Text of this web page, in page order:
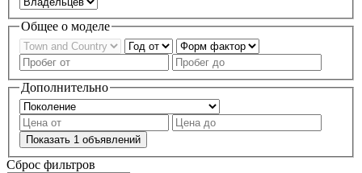
Общее о моделе
Дополнительно
Показать 1 объявлений
Сброс фильтров